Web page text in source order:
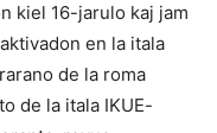
kiel 16-jarulo kaj jam
en la itala
de la roma
de la itala IKUE-